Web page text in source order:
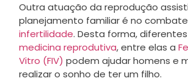
Outra atuação da reprodução
planejamento familiar é no
infertilidade. Desta forma, diferentes
medicina reprodutiva, entre elas a
Vitro (FIV) podem ajudar homens e
realizar o sonho de ter um filho.